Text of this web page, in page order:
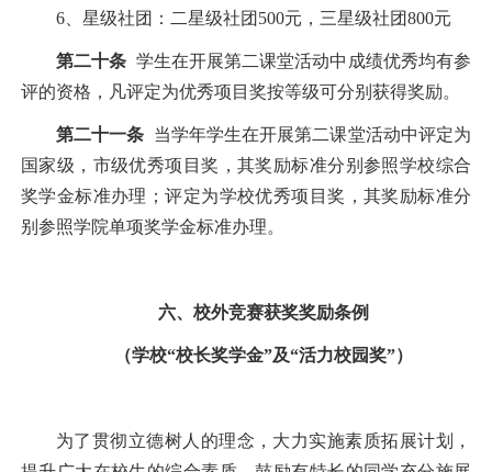
6、星级社团：二星级社团 500元，三星级社团800元
第二十条 学生在开展第二课堂活动中成绩优秀均有参
评的资格，凡评定为优秀项目奖按等级可分别获得奖励。
第二十一条 当学年学生在开展第二课堂活动中评定为
国家级，市级优秀项目奖，其奖励标准分别参照学校综合
奖学金标准办理；评定为学校优秀项目奖，其奖励标准分
别参照学院单项奖学金标准办理。
六、校外竞赛获奖奖励条例
（学校“校长奖学金”及“活力校园奖”）
为了贯彻立德树人的理念，大力实施素质拓展计划，